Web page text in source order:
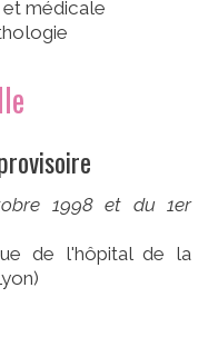
médicale
1998 et du 1er
de l'hôpital de la